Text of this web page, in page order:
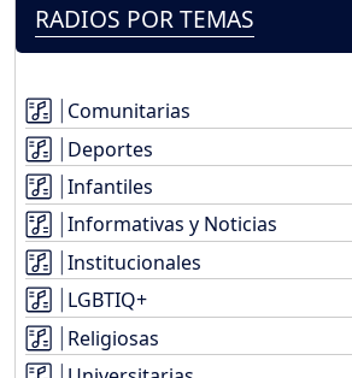
RADIOS POR TEMAS
Comunitarias
Deportes
Infantiles
Informativas y Noticias
Institucionales
LGBTIQ+
Religiosas